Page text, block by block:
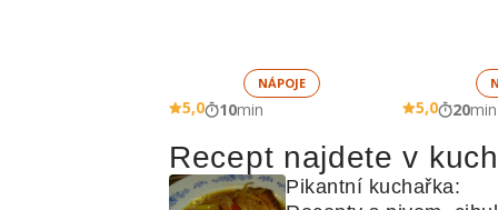
NÁPOJE
5,0 10min 5,0 20min
Recept najdete v
Pikantní kuchařka: